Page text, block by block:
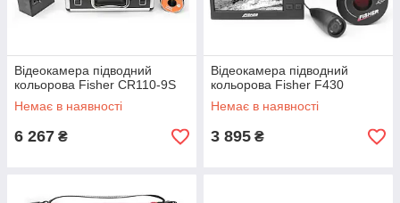
Відеокамера підводний
кольорова Fisher CR110-9S
Немає в наявності
6 267 ₴
Відеокамера підводний
кольорова Fisher F430
Немає в наявності
3 895 ₴